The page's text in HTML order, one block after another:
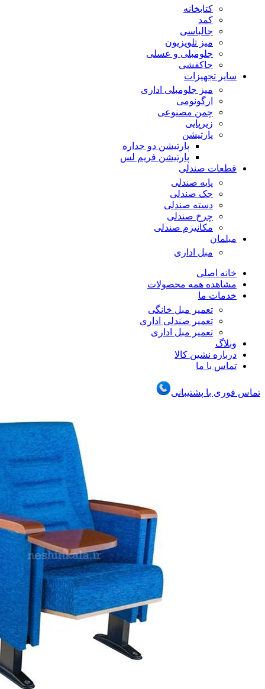
کتابخانه
کمد
جالباسی
میز تلویزیون
جلومبلی و عسلی
جاکفشی
سایر تجهیزات
میز جلومبلی اداری
ارگونومی
چمن مصنوعی
زیرپایی
پارتیشن
پارتیشن دو جداره
پارتیشن فریم لس
قطعات صندلی
پایه صندلی
جک صندلی
دسته صندلی
چرخ صندلی
مکانیزم صندلی
مبلمان
مبل اداری
خانه اصلی
مشاهده همه محصولات
خدمات ما
تعمیر مبل خانگی
تعمیر صندلی اداری
تعمیر مبل اداری
وبلاگ
درباره نشین کالا
تماس با ما
تماس فوری با پشتیبانی